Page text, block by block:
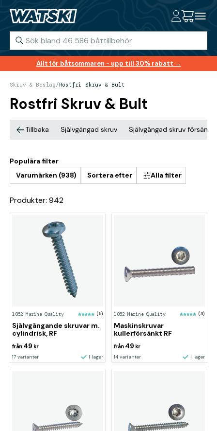
Allt för båtsommaren - upp till 30% rabatt →
Skruv & Beslag/Rostfri Skruv & Bult
Rostfri Skruv & Bult
Tillbaka Självgängad skruv Självgängad skruv försänkt
Populära filter
Varumärken (938)
Sortera efter Alla filter
Produkter: 942
1852 Marine Quality (5)
Självgängande skruvar m.
cylindrisk, RF
från 49 kr
17 varianter I lager
1852 Marine Quality (3)
Maskinskruvar
kullerförsänkt RF
från 49 kr
14 varianter I lager